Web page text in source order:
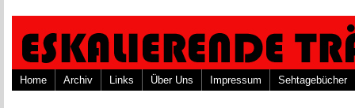
Home Archiv Links Über Uns Impressum Sehtagebücher